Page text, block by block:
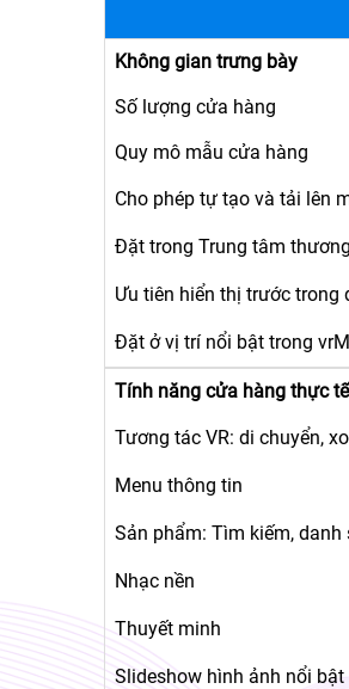
Không gian trưng bày
Số lượng cửa hàng
Quy mô mẫu cửa hàng
Cho phép tự tạo và tải lên
Đặt trong Trung tâm
Ưu tiên hiển thị trước
Đặt ở vị trí nổi bật trong
Tính năng cửa hàng thực
Tương tác VR: di chuyển,
Menu thông tin
Sản phẩm: Tìm kiếm, danh
Nhạc nền
Thuyết minh
Slideshow hình ảnh nổi bật